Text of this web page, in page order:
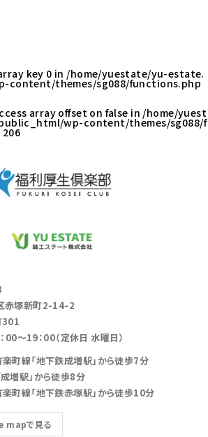
key 0 in /home/yuestate/yu-estate.
content/themes/sg088/functions.php
array offset on false in /home/yuest
wp-content/themes/sg088/f
206
赤塚新町2-14-2
301
00～19：00（定休日 水曜日）
町線「地下鉄成増駅」から徒歩7分
増駅」から徒歩8分
町線「地下鉄赤塚駅」から徒歩10分
mapで見る